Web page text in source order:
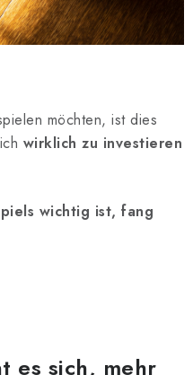
möchten, ist dies
wirklich zu investieren
wichtig ist, fang
es sich, mehr